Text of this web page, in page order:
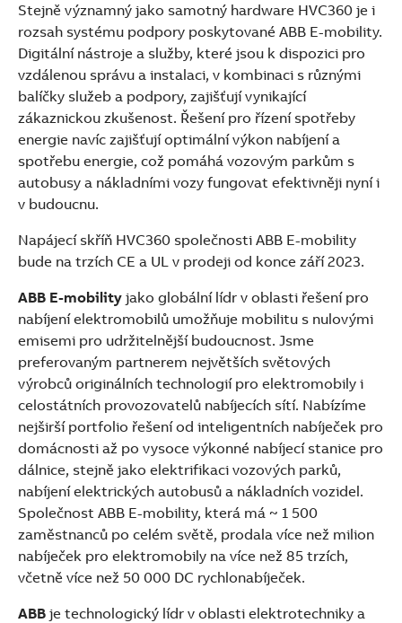
Stejně významný jako samotný hardware HVC360 je i
rozsah systému podpory poskytované ABB E-mobility.
Digitální nástroje a služby, které jsou k dispozici pro
vzdálenou správu a instalaci, v kombinaci s různými
balíčky služeb a podpory, zajišťují vynikající
zákaznickou zkušenost. Řešení pro řízení spotřeby
energie navíc zajišťují optimální výkon nabíjení a
spotřebu energie, což pomáhá vozovým parkům s
autobusy a nákladními vozy fungovat efektivněji nyní i
v budoucnu.
Napájecí skříň HVC360 společnosti ABB E-mobility
bude na trzích CE a UL v prodeji od konce září 2023.
ABB E-mobility jako globální lídr v oblasti řešení pro
nabíjení elektromobilů umožňuje mobilitu s nulovými
emisemi pro udržitelnější budoucnost. Jsme
preferovaným partnerem největších světových
výrobců originálních technologií pro elektromobily i
celostátních provozovatelů nabíjecích sítí. Nabízíme
nejširší portfolio řešení od inteligentních nabíječek pro
domácnosti až po vysoce výkonné nabíjecí stanice pro
dálnice, stejně jako elektrifikaci vozových parků,
nabíjení elektrických autobusů a nákladních vozidel.
Společnost ABB E-mobility, která má ~ 1 500
zaměstnanců po celém světě, prodala více než milion
nabíječek pro elektromobily na více než 85 trzích,
včetně více než 50 000 DC rychlonabíječek.
ABB je technologický lídr v oblasti elektrotechniky a